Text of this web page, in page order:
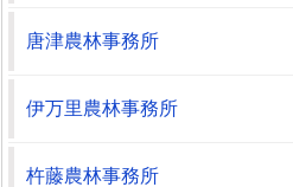
唐津農林事務所
伊万里農林事務所
杵藤農林事務所